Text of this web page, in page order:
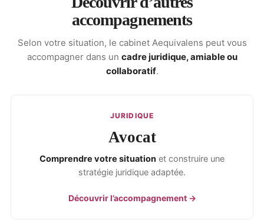
accompagnements
Selon votre situation, le cabinet Aequivalens peut vous
accompagner dans un cadre juridique, amiable ou
collaboratif.
JURIDIQUE
Avocat
Comprendre votre situation et construire une
stratégie juridique adaptée.
Découvrir l’accompagnement →